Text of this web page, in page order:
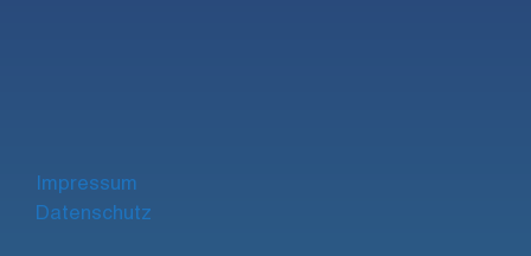
Impressum
Datenschutz